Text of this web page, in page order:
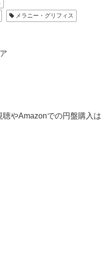
メラニー・グリフィス
やAmazonでの円盤購入は